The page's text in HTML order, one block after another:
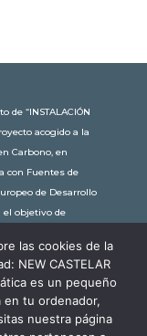
de “INSTALACIÓN
acogido a la
Carbono, en
con Fuentes de
de Desarrollo
el objetivo de
de 60kW, la
34,79
116.677 km en coche
las cookies de la
NEW CASTELAR
es un pequeño
en tu ordenador,
nuestra página